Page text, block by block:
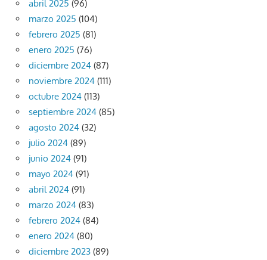
abril 2025 (96)
marzo 2025 (104)
febrero 2025 (81)
enero 2025 (76)
diciembre 2024 (87)
noviembre 2024 (111)
octubre 2024 (113)
septiembre 2024 (85)
agosto 2024 (32)
julio 2024 (89)
junio 2024 (91)
mayo 2024 (91)
abril 2024 (91)
marzo 2024 (83)
febrero 2024 (84)
enero 2024 (80)
diciembre 2023 (89)